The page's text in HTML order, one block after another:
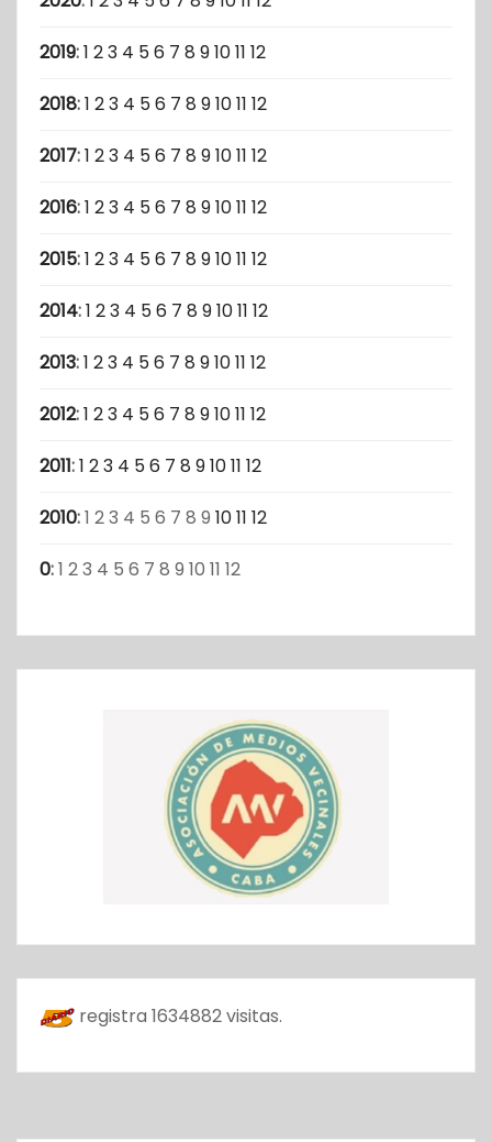
2019:1 23 4 56 7 8 91011 12
2018:1 23 4 56 7 8 91011 12
2017:1 23 4 56 7 8 91011 12
2016:1 23 4 56 7 8 91011 12
2015:1 23 4 56 7 8 91011 12
2014:1 23 4 56 7 8 91011 12
2013:1 23 4 56 7 8 91011 12
2012:1 23 4 56 7 8 91011 12
2011:1 23 4 56 7 8 91011 12
2010:1 23 4 5 6 7 8 9 1011 12
0:1 23 4 5 6 7 8 9 10 11 12
registra 1634882visitas.